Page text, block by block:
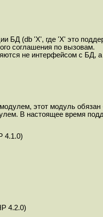
БД (db 'X', где 'X' это
соглашения по вызовам.
не интерфейсом с БД,
этот модуль
В настоящее время
4.1.0)
4.2.0)